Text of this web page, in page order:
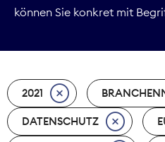
können Sie konkret mit
2021
DATENSCHUTZ